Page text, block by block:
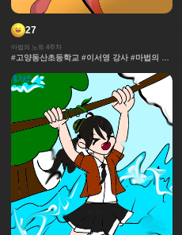
27
마법의 노트 4주차
#고양동산초등학교 #이서영 강사 #마법의 노
채색기법 #연출